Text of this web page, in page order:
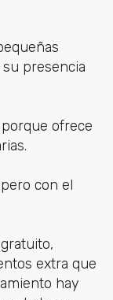
presencia
ofrece
con el
extra que
hay